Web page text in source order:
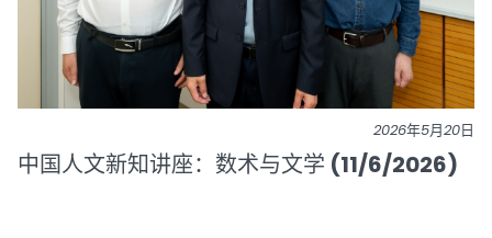
2026年5月20日
中国人文新知讲座：数术与文学 (11/6/2026)